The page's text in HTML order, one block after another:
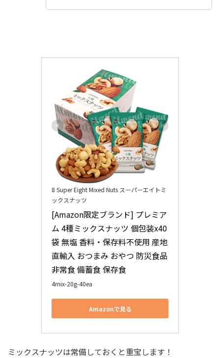
8 Super Eight Mixed Nuts ス－パ－エイトミ
ックスナッツ
[Amazon限定ブランド] プレミア
ム 4種ミックスナッツ 個包装x40
袋 無塩 香料・保存料不使用 産地
直輸入 おつまみ おやつ 防災食品
非常食 備蓄食 保存食
4mix-20g-40ea
Amazonで見る
ミックスナッツは常備しておくと重宝します！